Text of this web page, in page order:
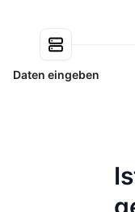
Daten eingeben